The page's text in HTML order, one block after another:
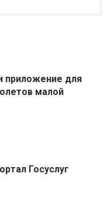
приложение для
малой
Госуслуг